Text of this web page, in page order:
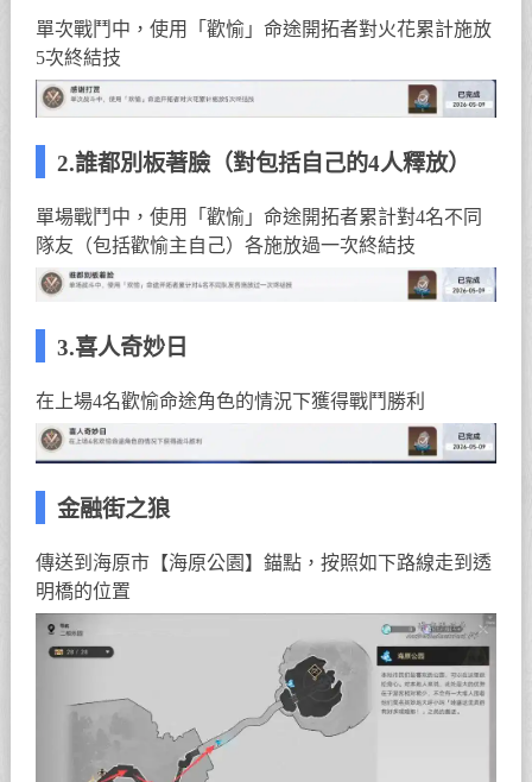
單次戰鬥中，使用「歡愉」命途開拓者對火花累計施放
5次終結技
2.誰都別板著臉（對包括自己的4人釋放）
單場戰鬥中，使用「歡愉」命途開拓者累計對4名不同
隊友（包括歡愉主自己）各施放過一次終結技
3.喜人奇妙日
在上場4名歡愉命途角色的情況下獲得戰鬥勝利
金融街之狼
傳送到海原市【海原公園】錨點，按照如下路線走到透
明橋的位置